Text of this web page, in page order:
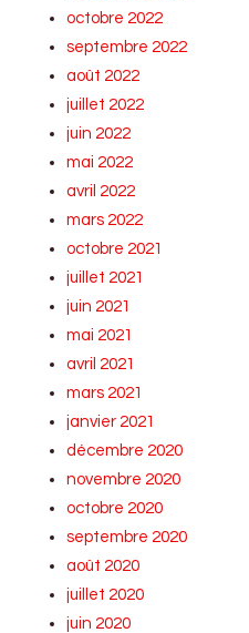
octobre 2022
septembre 2022
août 2022
juillet 2022
juin 2022
mai 2022
avril 2022
mars 2022
octobre 2021
juillet 2021
juin 2021
mai 2021
avril 2021
mars 2021
janvier 2021
décembre 2020
novembre 2020
octobre 2020
septembre 2020
août 2020
juillet 2020
juin 2020